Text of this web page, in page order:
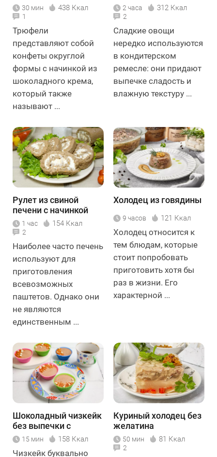
30 мин 438 Ккал
1
Трюфели
представляют собой
конфеты округлой
формы с начинкой из
шоколадного крема,
который также
называют ...
2 часа 312 Ккал
2
Сладкие овощи
нередко используются
в кондитерском
ремесле: они придают
выпечке сладость и
влажную текстуру ...
Рулет из свиной
печени с начинкой
1 час 154 Ккал
2
Наиболее часто печень
используют для
приготовления
всевозможных
паштетов. Однако они
не являются
единственным ...
Холодец из говядины
9 часов 121 Ккал
Холодец относится к
тем блюдам, которые
стоит попробовать
приготовить хотя бы
раз в жизни. Его
характерной ...
Шоколадный чизкейк
без выпечки с
творогом
15 мин 158 Ккал
Чизкейк буквально
Куриный холодец без
желатина
50 мин 81 Ккал
2